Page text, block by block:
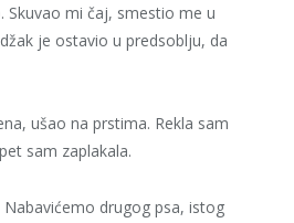
Skuvao mi čaj, smestio me u
je ostavio u predsoblju, da
ušao na prstima. Rekla sam
sam zaplakala.
drugog psa, istog